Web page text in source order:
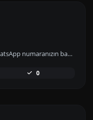
WhatsApp link oluşturma aracıyla WhatsApp numaranızın bağlantısını önceden tanımlanmış mesajlarla paylaşarak iletişimi kolaylaştırın.
0